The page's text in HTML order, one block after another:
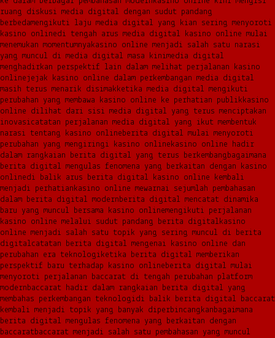
ruang diskusi media digital dengan sudut pandang
berbedamengikuti laju media digital yang kian sering menyoroti
kasino onlinedi tengah arus media digital kasino online mulai
menemukan momentumnyakasino online menjadi salah satu narasi
yang muncul di media digital masa kinimedia digital
menghadirkan perspektif lain dalam melihat perjalanan kasino
onlinejejak kasino online dalam perkembangan media digital
masih terus menarik disimakketika media digital mengikuti
perubahan yang membawa kasino online ke perhatian publikkasino
online dilihat dari sisi media digital yang terus menciptakan
inovasicatatan perjalanan media digital yang ikut membentuk
narasi tentang kasino onlineberita digital mulai menyoroti
perubahan yang mengiringi kasino onlinekasino online hadir
dalam rangkaian berita digital yang terus berkembangbagaimana
berita digital mengulas fenomena yang berkaitan dengan kasino
onlinedi balik arus berita digital kasino online kembali
menjadi perhatiankasino online mewarnai sejumlah pembahasan
dalam berita digital modernberita digital mencatat dinamika
baru yang muncul bersama kasino onlinemengikuti perjalanan
kasino online melalui sudut pandang berita digitalkasino
online menjadi salah satu topik yang sering muncul di berita
digitalcatatan berita digital mengenai kasino online dan
perubahan era teknologiketika berita digital memberikan
perspektif baru terhadap kasino onlineberita digital mulai
menyoroti perjalanan baccarat di tengah perubahan platform
modernbaccarat hadir dalam rangkaian berita digital yang
membahas perkembangan teknologidi balik berita digital baccarat
kembali menjadi topik yang banyak diperbincangkanbagaimana
berita digital mengulas fenomena yang berkaitan dengan
baccaratbaccarat menjadi salah satu pembahasan yang muncul